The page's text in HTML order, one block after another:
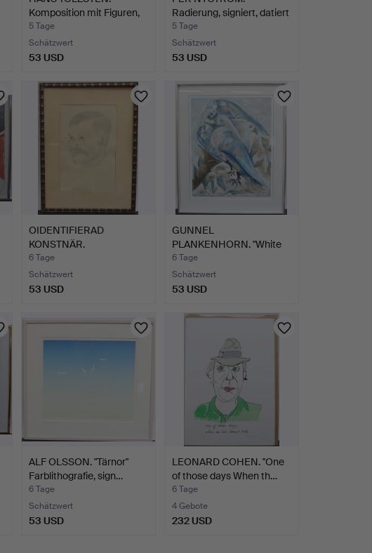
Komposition mit Figuren,
Li…
5 Tage
Schätzwert
53 USD
Radierung, signiert, datiert
…
5 Tage
Schätzwert
53 USD
OIDENTIFIERAD
KONSTNÄR.
Männerporträt, Ble…
6 Tage
Schätzwert
53 USD
GUNNEL
PLANKENHORN. "White
doves" Farblith…
6 Tage
Schätzwert
53 USD
ALF OLSSON. "Tärnor"
Farblithografie, sign…
6 Tage
Schätzwert
53 USD
LEONARD COHEN. ''One
of those days When th…
6 Tage
4 Gebote
232 USD